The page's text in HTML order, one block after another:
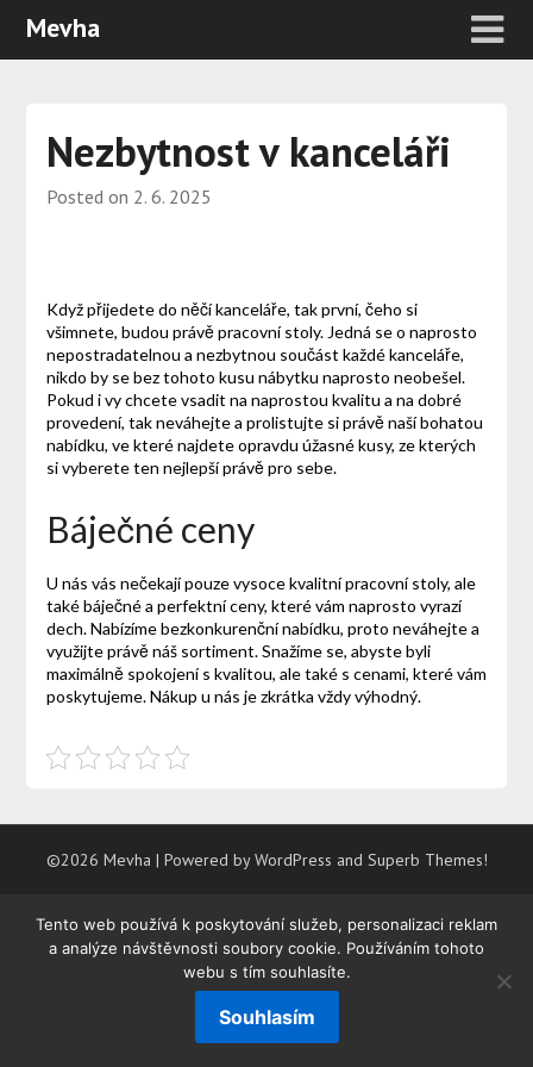
Mevha
Nezbytnost v kanceláři
Posted on 2. 6. 2025
Když přijedete do něčí kanceláře, tak první, čeho si
všimnete, budou právěpracovní stoly. Jedná se o naprosto
nepostradatelnou a nezbytnou součást každé kanceláře,
nikdo by se bez tohoto kusu nábytku naprosto neobešel.
Pokud i vy chcete vsadit na naprostou kvalitu a na dobré
provedení, tak neváhejte a prolistujte si právě naší bohatou
nabídku, ve které najdete opravdu úžasné kusy, ze kterých
si vyberete ten nejlepší právě pro sebe.
Báječné ceny
U nás vás nečekají pouze vysoce kvalitní pracovní stoly, ale
také báječné a perfektní ceny, které vám naprosto vyrazí
dech. Nabízíme bezkonkurenční nabídku, proto neváhejte a
využijte právě náš sortiment. Snažíme se, abyste byli
maximálně spokojení s kvalitou, ale také s cenami, které vám
poskytujeme. Nákup u nás je zkrátka vždy výhodný.
©2026 Mevha | Powered by WordPress and Superb Themes!
Tento web používá k poskytování služeb, personalizaci reklam
a analýze návštěvnosti soubory cookie. Používáním tohoto
webu s tím souhlasíte.
Souhlasím